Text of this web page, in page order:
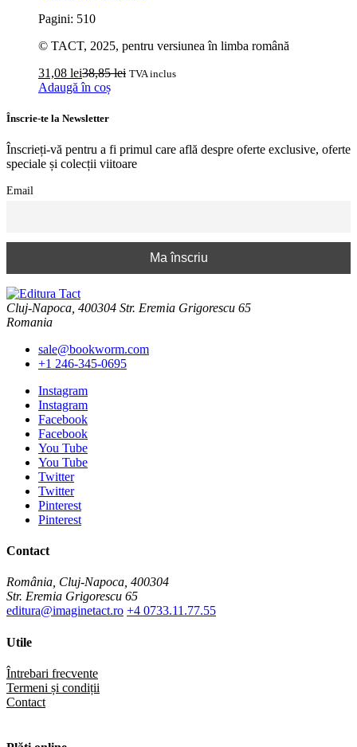
Pagini: 510
© TACT, 2025, pentru versiunea în limba română
31,08 lei38,85lei TVA inclus
Adaugă în coș
Înscrie-te la Newsletter
Înscrieți-vă pentru a fi primul care află despre oferte exclusive, oferte
speciale și colecții viitoare
Email
Cluj-Napoca, 400304 Str. Eremia Grigorescu 65
Romania
sale@bookworm.com
+1 246-345-0695
Instagram
Instagram
Facebook
Facebook
You Tube
You Tube
Twitter
Twitter
Pinterest
Pinterest
Contact
România, Cluj-Napoca, 400304
Str. Eremia Grigorescu 65
editura@imaginetact.ro +4 0733.11.77.55
Utile
Întrebari frecvente
Termeni și condiții
Contact